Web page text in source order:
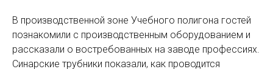
В производственной зоне Учебного полигона гостей
познакомили с производственным оборудованием и
рассказали о востребованных на заводе профессиях.
Синарские трубники показали, как проводится